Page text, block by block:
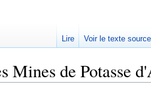
Mines de Potasse
Lire Voir le texte source